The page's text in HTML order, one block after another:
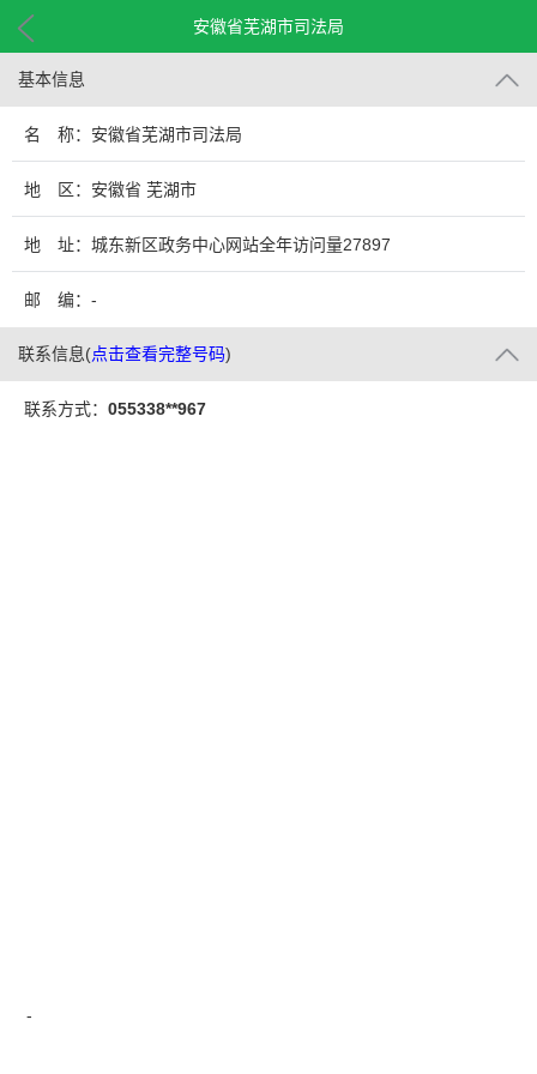
安徽省芜湖市司法局
基本信息
名 称：安徽省芜湖市司法局
地 区：安徽省 芜湖市
地 址：城东新区政务中心网站全年访问量27897
邮 编：-
联系信息(点击查看完整号码)
联系方式： 055338**967
-